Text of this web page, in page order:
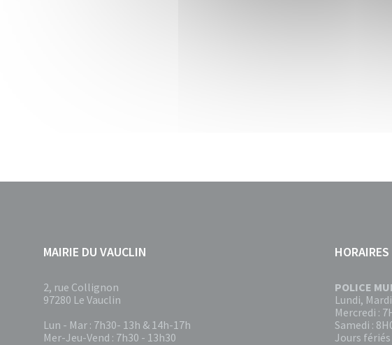
MAIRIE DU VAUCLIN
2, rue Collignon
97280 Le Vauclin
Lun - Mar : 7h30- 13h & 14h-17h
Mer-Jeu-Vend : 7h30 - 13h30
HORAIRES
POLICE
Lundi,
Mercredi :
Samedi :
Jours fériés